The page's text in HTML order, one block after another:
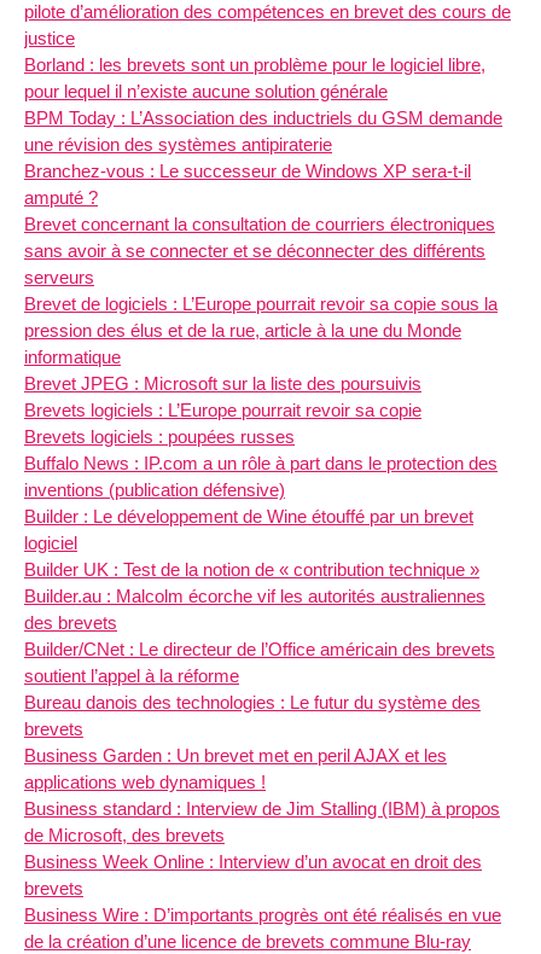
pilote d’amélioration des compétences en brevet des cours de
justice
Borland : les brevets sont un problème pour le logiciel libre,
pour lequel il n’existe aucune solution générale
BPM Today : L’Association des inductriels du GSM demande
une révision des systèmes antipiraterie
Branchez-vous : Le successeur de Windows XP sera-t-il
amputé ?
Brevet concernant la consultation de courriers électroniques
sans avoir à se connecter et se déconnecter des différents
serveurs
Brevet de logiciels : L’Europe pourrait revoir sa copie sous la
pression des élus et de la rue, article à la une du Monde
informatique
Brevet JPEG : Microsoft sur la liste des poursuivis
Brevets logiciels : L’Europe pourrait revoir sa copie
Brevets logiciels : poupées russes
Buffalo News : IP.com a un rôle à part dans le protection des
inventions (publication défensive)
Builder : Le développement de Wine étouffé par un brevet
logiciel
Builder UK : Test de la notion de « contribution technique »
Builder.au : Malcolm écorche vif les autorités australiennes
des brevets
Builder/CNet : Le directeur de l’Office américain des brevets
soutient l’appel à la réforme
Bureau danois des technologies : Le futur du système des
brevets
Business Garden : Un brevet met en peril AJAX et les
applications web dynamiques !
Business standard : Interview de Jim Stalling (IBM) à propos
de Microsoft, des brevets
Business Week Online : Interview d’un avocat en droit des
brevets
Business Wire : D’importants progrès ont été réalisés en vue
de la création d’une licence de brevets commune Blu-ray